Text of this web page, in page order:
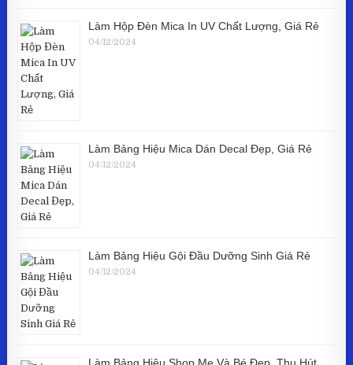
Làm Hộp Đèn Mica In UV Chất Lượng, Giá Rẻ
04/12/2024
Làm Bảng Hiệu Mica Dán Decal Đẹp, Giá Rẻ
04/12/2024
Làm Bảng Hiệu Gội Đầu Dưỡng Sinh Giá Rẻ
04/12/2024